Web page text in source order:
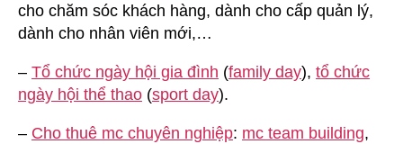
cho chăm sóc khách hàng, dành cho cấp quản lý,
dành cho nhân viên mới,…
– Tổ chức ngày hội gia đình (family day), tổ chức
ngày hội thể thao (sport day).
– Cho thuê mc chuyên nghiệp: mc team building,